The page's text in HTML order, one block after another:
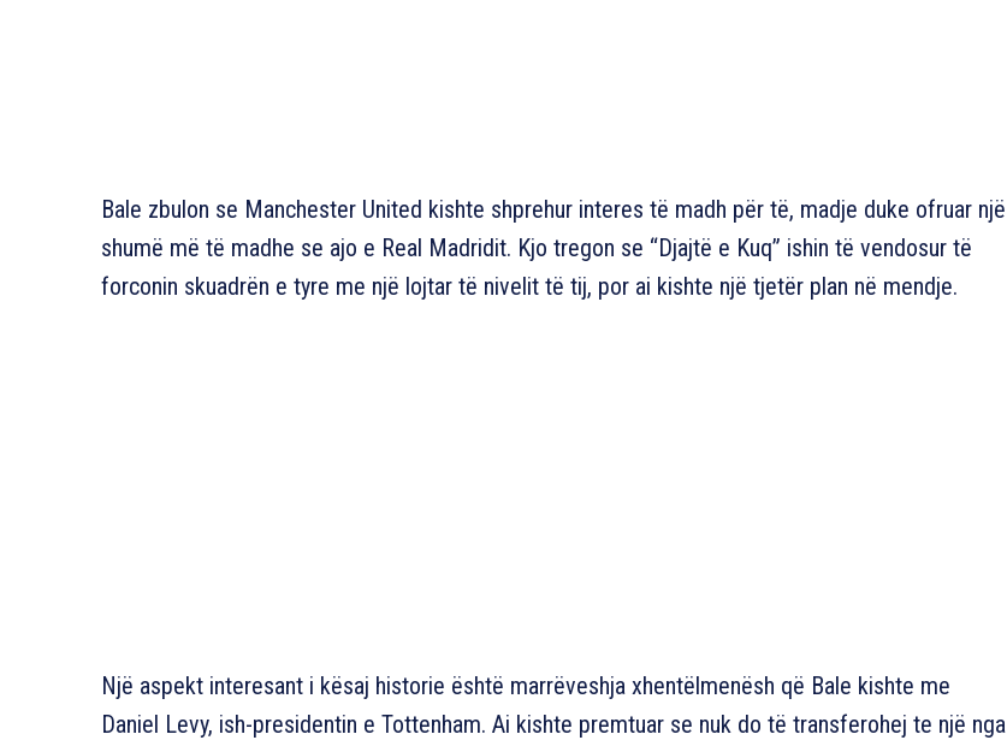
Bale zbulon se Manchester United kishte shprehur interes të madh për të, madje duke ofruar një
shumë më të madhe se ajo e Real Madridit. Kjo tregon se “Djajtë e Kuq” ishin të vendosur të
forconin skuadrën e tyre me një lojtar të nivelit të tij, por ai kishte një tjetër plan në mendje.
Një aspekt interesant i kësaj historie është marrëveshja xhentëlmenësh që Bale kishte me
Daniel Levy, ish-presidentin e Tottenham. Ai kishte premtuar se nuk do të transferohej te një nga